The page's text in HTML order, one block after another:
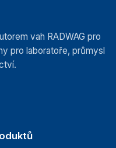
vah RADWAG pro
pro laboratoře, průmysl